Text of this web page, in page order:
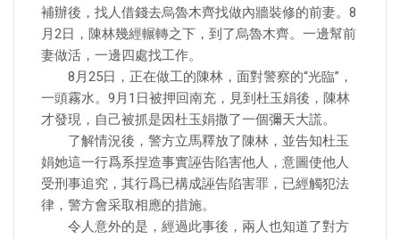
補辦後，找人借錢去烏魯木齊找做內牆裝修的前妻。8
月2日，陳林幾經輾轉之下，到了烏魯木齊。一邊幫前
妻做活，一邊四處找工作。
8月25日，正在做工的陳林，面對警察的“光臨”，
一頭霧水。9月1日被押回南充，見到杜玉娟後，陳林
才發現，自己被抓是因杜玉娟撒了一個彌天大謊。
了解情況後，警方立馬釋放了陳林，並告知杜玉
娟她這一行爲系捏造事實誣告陷害他人，意圖使他人
受刑事追究，其行爲已構成誣告陷害罪，已經觸犯法
律，警方會采取相應的措施。
令人意外的是，經過此事後，兩人也知道了對方